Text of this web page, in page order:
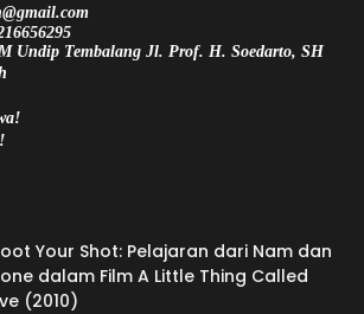
Undip Tembalang Jl. Prof. H. Soedarto, SH
Your Shot: Pelajaran dari Nam dan
dalam Film A Little Thing Called
(2010)